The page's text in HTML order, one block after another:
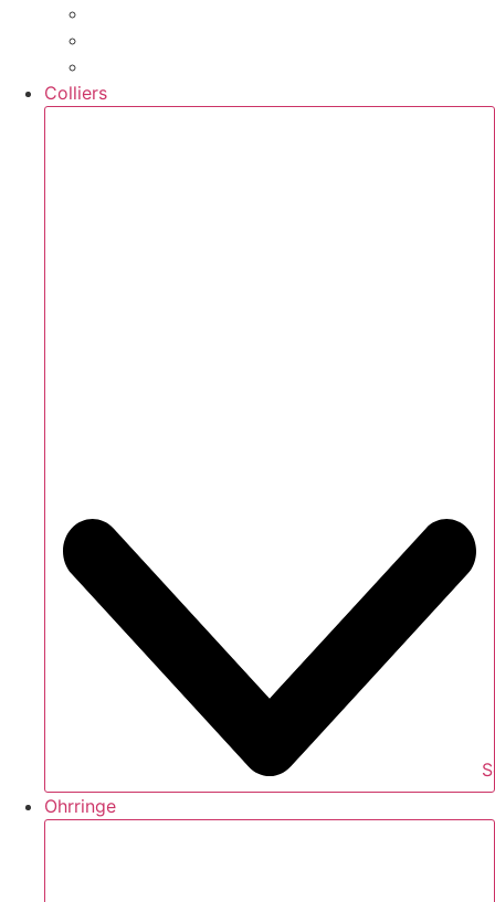
Colliers
Ohrringe